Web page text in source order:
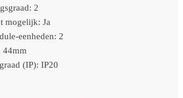
2
mogelijk: Ja
eenheden: 2
44mm
(IP): IP20